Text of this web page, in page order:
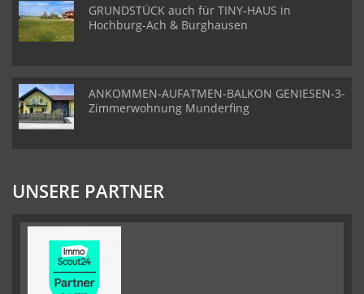
GRUNDSTÜCK auch für TINY-HAUS in
Hochburg-Ach & Burghausen
ANKOMMEN-AUFATMEN-BALKON GENIESEN-3-
Zimmerwohnung Munderfing
UNSERE PARTNER